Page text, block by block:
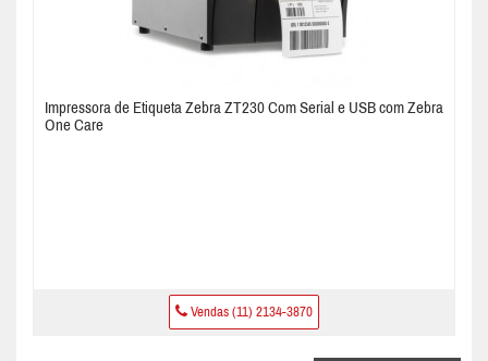
Impressora de Etiqueta Zebra ZT230 Com Serial e USB com Zebra
One Care
Vendas (11) 2134-3870